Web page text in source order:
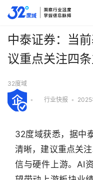
中泰证券：当
议重点关注四
32度域
• 行业快报 •
32度域获悉，据中
清晰，建议重点关
信与硬件上游。AI